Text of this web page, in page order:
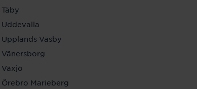
Täby
Uddevalla
Upplands Väsby
Vänersborg
Växjö
Örebro Marieberg